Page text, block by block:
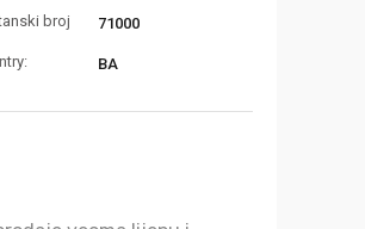
broj
71000
BA